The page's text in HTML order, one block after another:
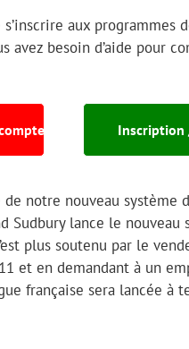
aux
avez besoin d’aide pour
Inscription
de notre nouveau
Sudbury lance le
plus soutenu par le
et en demandant à un
française sera lancée à